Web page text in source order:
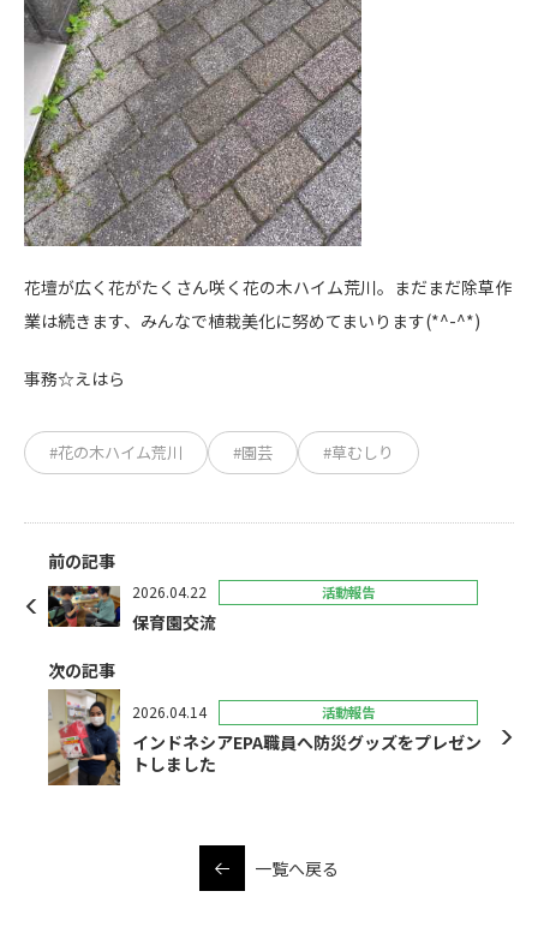
花壇が広く花がたくさん咲く花の木ハイム荒川。まだまだ除草作
業は続きます、みんなで植栽美化に努めてまいります(*^-^*)
事務☆えはら
#花の木ハイム荒川 #園芸 #草むしり
前の記事
2026.04.22 活動報告
保育園交流
次の記事
2026.04.14 活動報告
インドネシアEPA職員へ防災グッズをプレゼン
トしました
一覧へ戻る